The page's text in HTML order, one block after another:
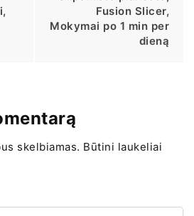
Fusion Slicer,
Mokymai po 1 min per
dieną
skelbiamas. Būtini laukeliai